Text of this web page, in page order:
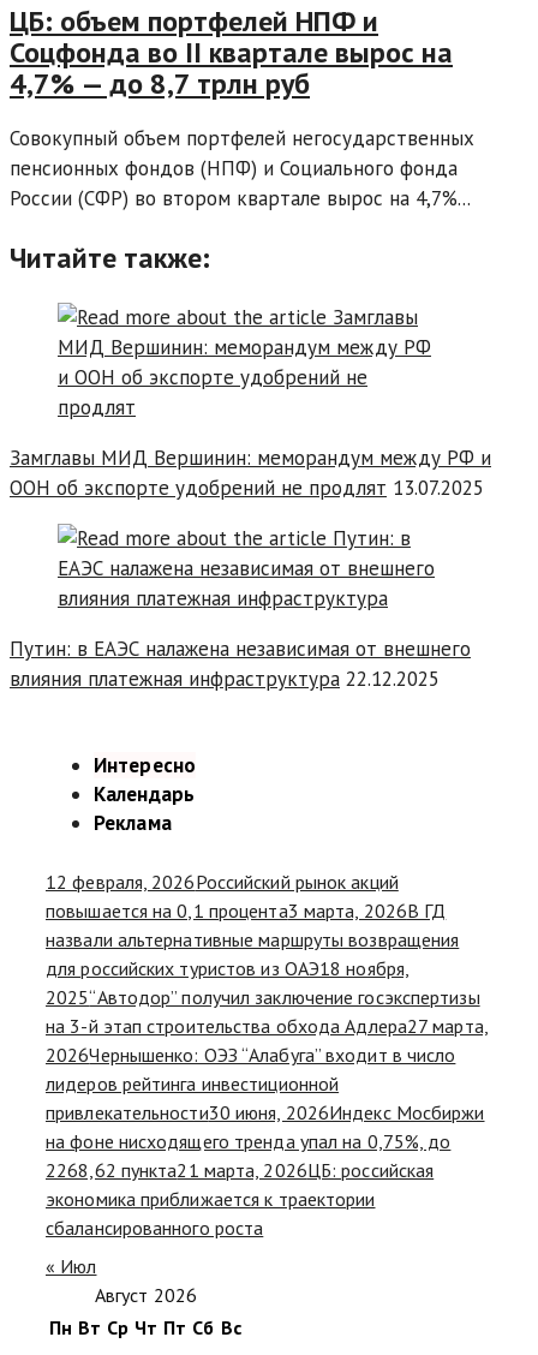
ЦБ: объем портфелей НПФ и
Соцфонда во II квартале вырос на
4,7% — до 8,7 трлн руб
Совокупный объем портфелей негосударственных
пенсионных фондов (НПФ) и Социального фонда
России (СФР) во втором квартале вырос на 4,7%...
Читайте также:
Замглавы МИД Вершинин: меморандум между РФ и
ООН об экспорте удобрений не продлят 13.07.2025
Путин: в ЕАЭС налажена независимая от внешнего
влияния платежная инфраструктура 22.12.2025
Интересно
Календарь
Реклама
12 февраля, 2026Российский рынок акций
повышается на 0,1 процента3 марта, 2026В ГД
назвали альтернативные маршруты возвращения
для российских туристов из ОАЭ18 ноября,
2025“Автодор” получил заключение госэкспертизы
на 3-й этап строительства обхода Адлера27 марта,
2026Чернышенко: ОЭЗ “Алабуга” входит в число
лидеров рейтинга инвестиционной
привлекательности30 июня, 2026Индекс Мосбиржи
на фоне нисходящего тренда упал на 0,75%, до
2268,62 пункта21 марта, 2026ЦБ: российская
экономика приближается к траектории
сбалансированного роста
« Июл
Август 2026
Пн Вт Ср Чт Пт Сб Вс